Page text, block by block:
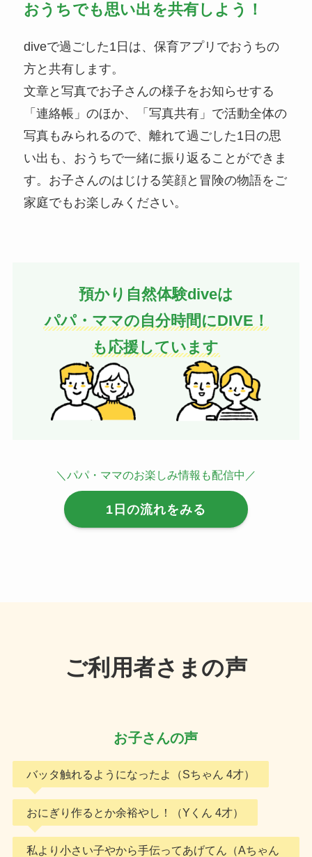
おうちでも思い出を共有しよう！
diveで過ごした1日は、保育アプリでおうちの
方と共有します。
文章と写真でお子さんの様子をお知らせする
「連絡帳」のほか、「写真共有」で活動全体の
写真もみられるので、離れて過ごした1日の思
い出も、おうちで一緒に振り返ることができま
す。お子さんのはじける笑顔と冒険の物語をご
家庭でもお楽しみください。
預かり自然体験diveは
パパ・ママの自分時間にDIVE！
も応援しています
＼パパ・ママのお楽しみ情報も配信中／
1日の流れをみる
ご利用者さまの声
お子さんの声
バッタ触れるようになったよ（Sちゃん 4才）
おにぎり作るとか余裕やし！（Yくん 4才）
私より小さい子やから手伝ってあげてん（Aちゃん